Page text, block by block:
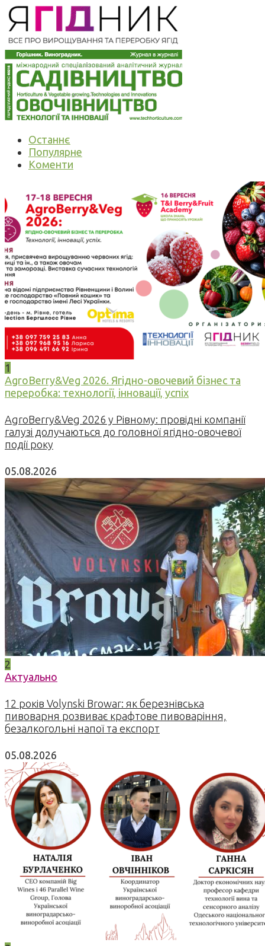
Останнє
Популярне
Коменти
1
AgroBerry&Veg 2026. Ягідно-овочевий бізнес та
переробка: технології, інновації, успіх
AgroBerry&Veg 2026 у Рівному: провідні компанії
галузі долучаються до головної ягідно-овочевої
події року
05.08.2026
2
Актуально
12 років Volynski Browar: як березнівська
пивоварня розвиває крафтове пивоваріння,
безалкогольні напої та експорт
05.08.2026